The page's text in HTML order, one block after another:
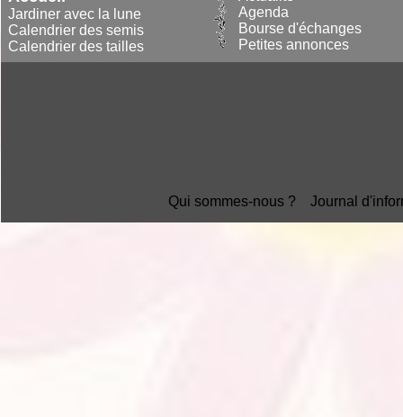
Jardiner avec la lune
Calendrier des semis
Calendrier des tailles
Agenda
Bourse d'échanges
Petites annonces
Qui sommes-nous ? Journal